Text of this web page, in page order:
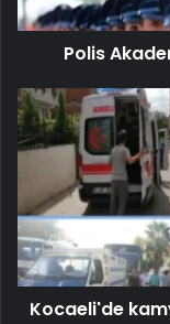
Polis
Kocaeli'de